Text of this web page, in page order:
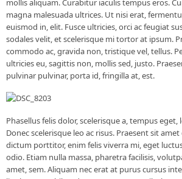
mollis aliquam. Curabitur iaculis tempus eros.
magna malesuada ultrices. Ut nisi erat,
euismod in, elit. Fusce ultricies, orci ac feugiat
sodales velit, et scelerisque mi tortor at ipsum.
commodo ac, gravida non, tristique vel, tellus.
ultricies eu, sagittis non, mollis sed, justo.
pulvinar pulvinar, porta id, fringilla at, est.
Phasellus felis dolor, scelerisque a, tempus
Donec scelerisque leo ac risus. Praesent sit
dictum porttitor, enim felis viverra mi, eget
odio. Etiam nulla massa, pharetra facilisis,
amet, sem. Aliquam nec erat at purus cursus